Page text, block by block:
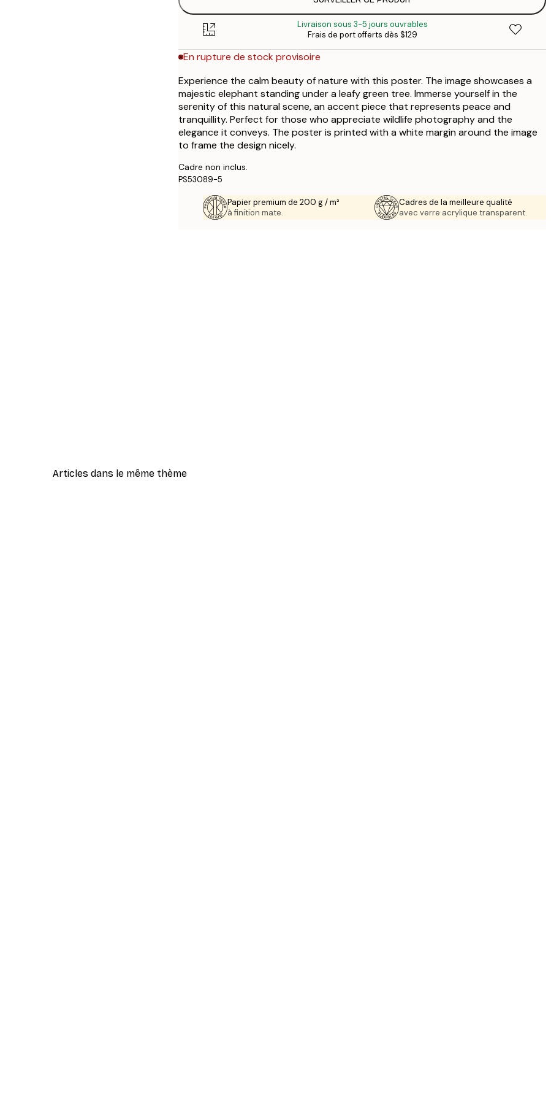
En rupture de stock provisoire
50x70 cm
En rupture de stock provisoire
Livraison sous 3-5 jours ouvrables
Frais de port offerts dès $129
En rupture de stock provisoire
Experience the calm beauty of nature with this poster. The image showcases a
majestic elephant standing under a leafy green tree. Immerse yourself in the
serenity of this natural scene, an accent piece that represents peace and
tranquillity. Perfect for those who appreciate wildlife photography and the
elegance it conveys. The poster is printed with a white margin around the image
to frame the design nicely.
Cadre non inclus.
PS53089-5
Papier premium de 200 g / m²
à finition mate.
Cadres de la meilleure qualité
avec verre acrylique transparent.
Articles dans le même thème